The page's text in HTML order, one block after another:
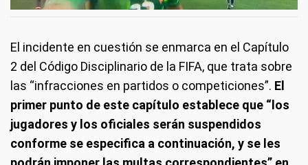
El incidente en cuestión se enmarca en el Capítulo
2 del Código Disciplinario de la FIFA, que trata sobre
las “infracciones en partidos o competiciones”. El
primer punto de este capítulo establece que “los
jugadores y los oficiales serán suspendidos
conforme se especifica a continuación, y se les